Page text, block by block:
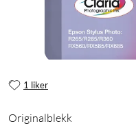
1 liker
Originalblekk